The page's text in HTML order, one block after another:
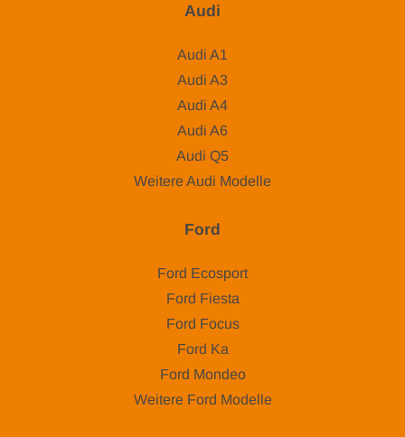
Audi
Audi A1
Audi A3
Audi A4
Audi A6
Audi Q5
Weitere Audi Modelle
Ford
Ford Ecosport
Ford Fiesta
Ford Focus
Ford Ka
Ford Mondeo
Weitere Ford Modelle